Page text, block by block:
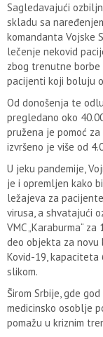
Sagledavajući
skladu sa
komandanta Vojske
lečenje nekovid
zbog trenutne borbe
pacijenti koji boluju
Od donošenja te
pregledano oko
pružena je pomoć
izvršeno je više od
U jeku pandemije,
je i opremljen kako
ležajeva za
virusa, a shvatajući
VMC „Karaburma“
deo objekta za novu
Kovid-19,
slikom.
Širom Srbije, gde
medicinsko osoblje
pomažu u kriznim